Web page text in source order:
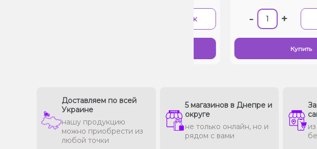
В 1 клик - +
Купить
Доставляем по всей
Украине
нашу продукцию
можно приобрести из
любой точки
5 магазинов в Днепре и
округе
не только онлайн, но и
рядом с вами